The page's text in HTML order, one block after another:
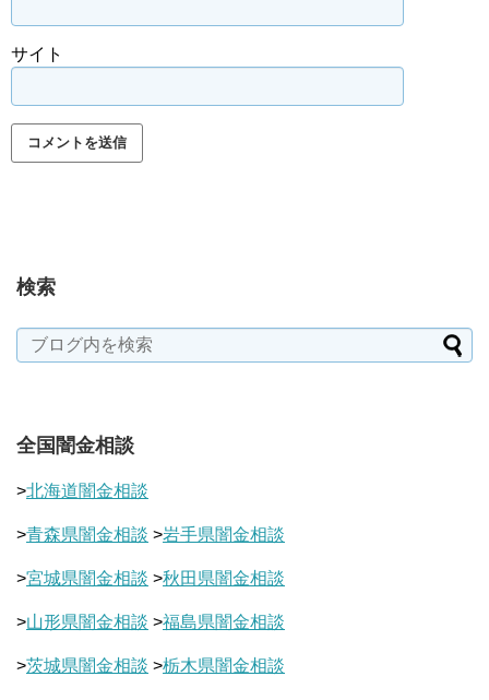
サイト
検索
全国闇金相談
>北海道闇金相談
>青森県闇金相談 >岩手県闇金相談
>宮城県闇金相談 >秋田県闇金相談
>山形県闇金相談 >福島県闇金相談
>茨城県闇金相談 >栃木県闇金相談